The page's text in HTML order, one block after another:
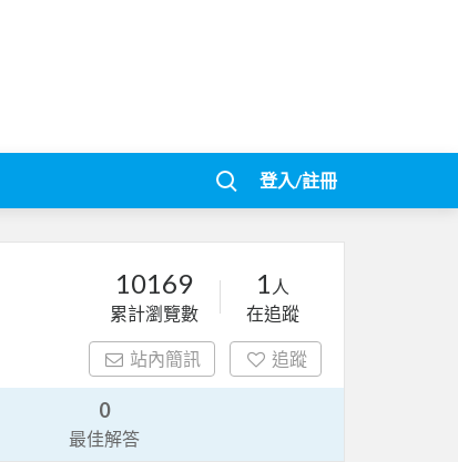
登入/註冊
10169
累計瀏覽數
1 人
在追蹤
站內簡訊 追蹤
0
最佳解答